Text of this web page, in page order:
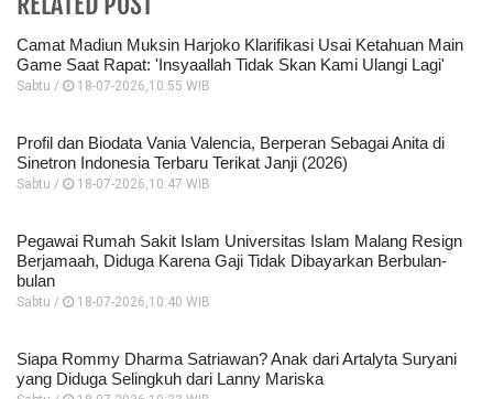
Camat Madiun Muksin Harjoko Klarifikasi Usai Ketahuan Main
Game Saat Rapat: 'Insyaallah Tidak Skan Kami Ulangi Lagi'
Sabtu / 18-07-2026,10:55 WIB
Profil dan Biodata Vania Valencia, Berperan Sebagai Anita di
Sinetron Indonesia Terbaru Terikat Janji (2026)
Sabtu / 18-07-2026,10:47 WIB
Pegawai Rumah Sakit Islam Universitas Islam Malang Resign
Berjamaah, Diduga Karena Gaji Tidak Dibayarkan Berbulan-
bulan
Sabtu / 18-07-2026,10:40 WIB
Siapa Rommy Dharma Satriawan? Anak dari Artalyta Suryani
yang Diduga Selingkuh dari Lanny Mariska